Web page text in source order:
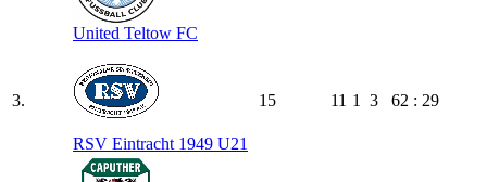
United Teltow FC
3.
RSV Eintracht 1949 U21
15 11 1 3 62 : 29